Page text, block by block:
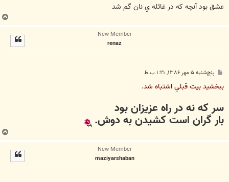
عشق بود آنچه كه در غائله ي نان گم شد
ب
ا
New Member
renaz
پ
ت
پنج‌شنبه ۵ مهر ۱۳۸۶, ۱:۲۱ ب.ظ
ببخشيد بيت قبلي اشتباه شد.
سر كه نه در راه عزيزان بود
بار گران است كشيدن به دوش.
ب
ا
New Member
maziyarshaban